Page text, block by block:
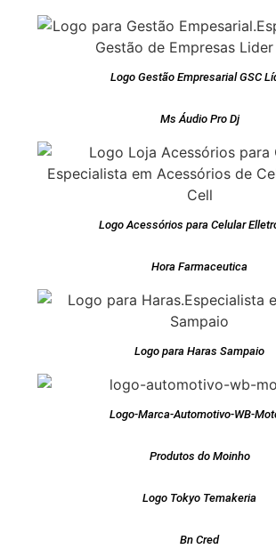
Logo Gestão Empresarial GSC
Ms Áudio Pro Dj
Logo Acessórios para Celular
Hora Farmaceutica
Logo para Haras Sampaio
Logo-Marca-Automotivo-WB-
Produtos do Moinho
Logo Tokyo Temakeria
Bn Cred